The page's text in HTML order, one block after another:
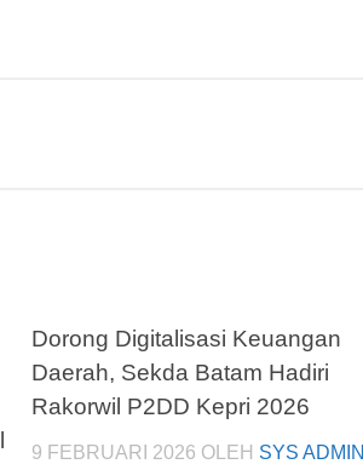
Dorong Digitalisasi Keuangan
Daerah, Sekda Batam Hadiri
Rakorwil P2DD Kepri 2026
9 FEBRUARI 2026 OLEH SYS ADMIN